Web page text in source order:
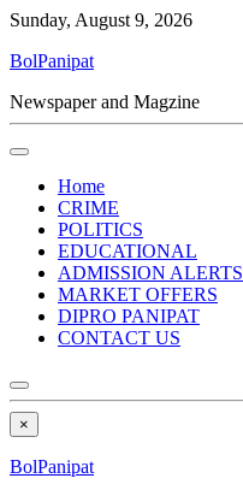
Sunday, August 9, 2026
BolPanipat
Newspaper and Magzine
Home
CRIME
POLITICS
EDUCATIONAL
ADMISSION ALERTS
MARKET OFFERS
DIPRO PANIPAT
CONTACT US
×
BolPanipat